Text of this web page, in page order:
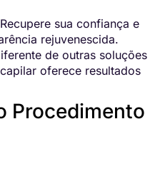
sua confiança e
rejuvenescida.
de outras soluções
oferece resultados
Procedimento